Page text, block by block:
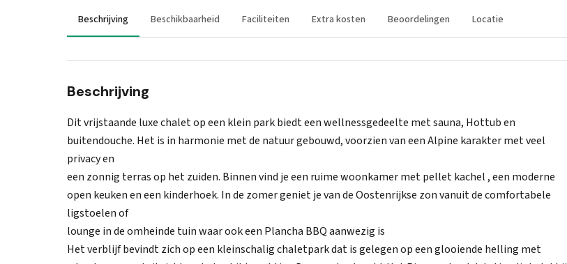
Beschrijving Beschikbaarheid Faciliteiten Extra kosten Beoordelingen Locatie
Beschrijving
Dit vrijstaande luxe chalet op een klein park biedt een wellnessgedeelte met sauna, Hottub en
buitendouche. Het is in harmonie met de natuur gebouwd, voorzien van een Alpine karakter met veel
privacy en
een zonnig terras op het zuiden. Binnen vind je een ruime woonkamer met pellet kachel , een moderne
open keuken en een kinderhoek. In de zomer geniet je van de Oostenrijkse zon vanuit de comfortabele
ligstoelen of
lounge in de omheinde tuin waar ook een Plancha BBQ aanwezig is
Het verblijf bevindt zich op een kleinschalig chaletpark dat is gelegen op een glooiende helling met